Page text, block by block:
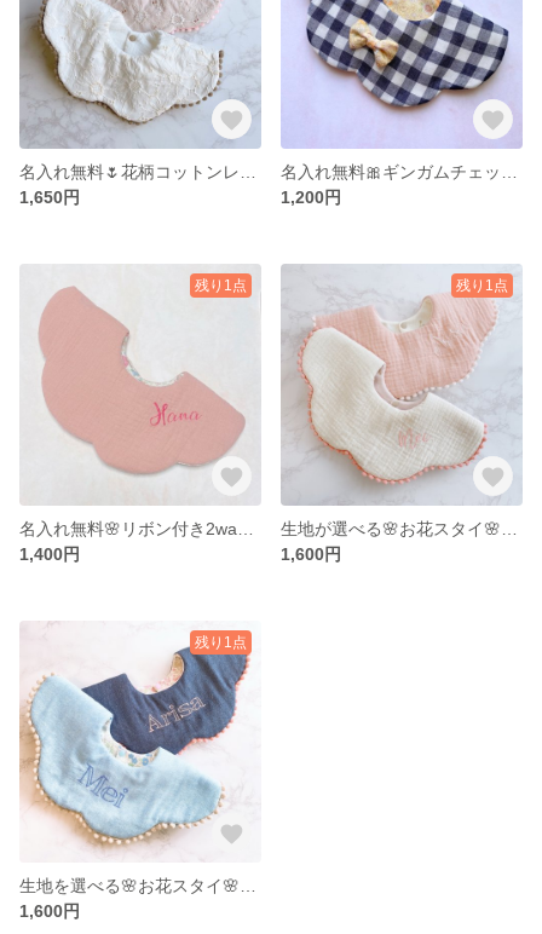
1,650円
1,200円
残り1点
1,400円
残り1点
1,600円
残り1点
1,600円